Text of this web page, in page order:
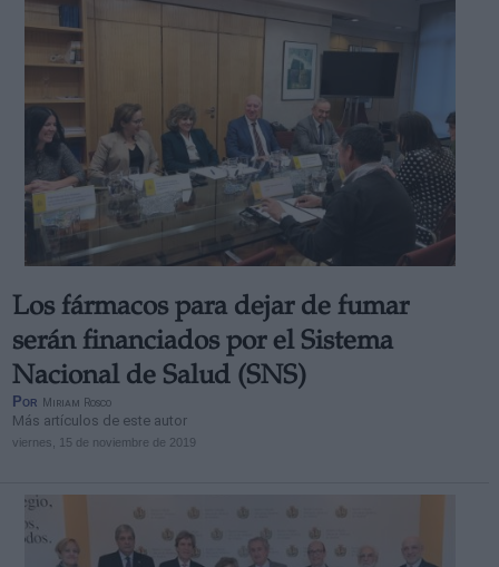
Los fármacos para dejar de fumar
serán financiados por el Sistema
Nacional de Salud (SNS)
Por Miriam Rosco
Más artículos de este autor
viernes, 15 de noviembre de 2019